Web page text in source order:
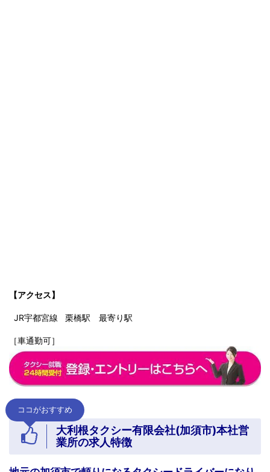
【アクセス】
JR宇都宮線 栗橋駅 最寄り駅
［車通勤可］
ココがおすすめ
大利根タクシー有限会社(加須市)本社営
業所の求人特徴